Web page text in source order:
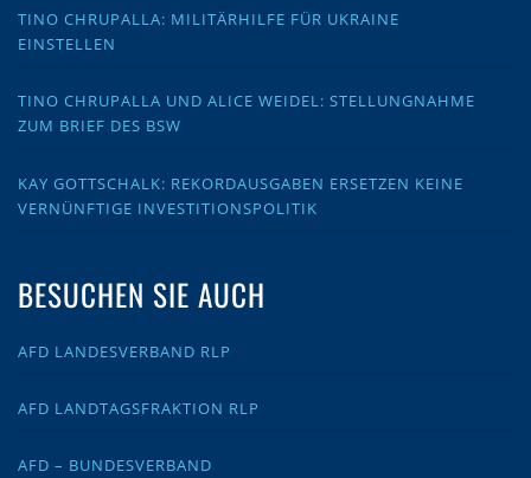
TINO CHRUPALLA: MILITÄRHILFE FÜR UKRAINE
EINSTELLEN
TINO CHRUPALLA UND ALICE WEIDEL: STELLUNGNAHME
ZUM BRIEF DES BSW
KAY GOTTSCHALK: REKORDAUSGABEN ERSETZEN KEINE
VERNÜNFTIGE INVESTITIONSPOLITIK
BESUCHEN SIE AUCH
AFD LANDESVERBAND RLP
AFD LANDTAGSFRAKTION RLP
AFD – BUNDESVERBAND